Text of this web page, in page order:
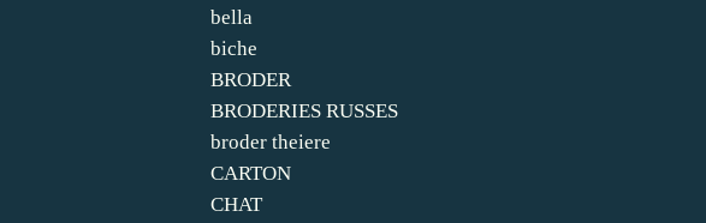
bella
biche
BRODER
BRODERIES RUSSES
broder theiere
CARTON
CHAT